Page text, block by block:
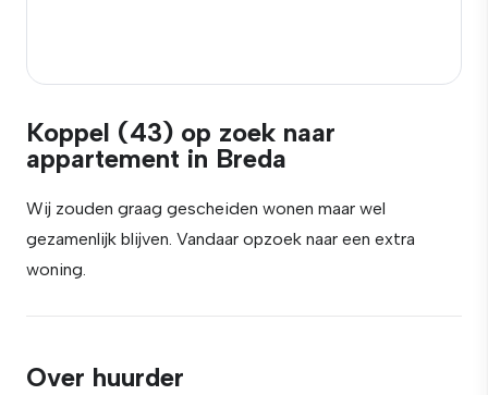
Koppel (43) op zoek naar
appartement in Breda
Wij zouden graag gescheiden wonen maar wel
gezamenlijk blijven. Vandaar opzoek naar een extra
woning.
Over huurder